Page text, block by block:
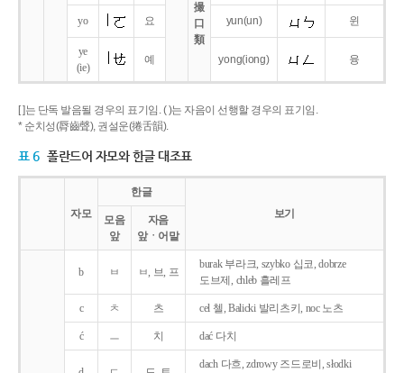
撮
口
類
yo 요 yun(un) 윈
ye
(ie)
예 yong(iong) 융
[ ]는 단독 발음될 경우의 표기임. ( )는 자음이 선행할 경우의 표기임.
* 순치성(脣齒聲), 권설운(捲舌韻).
표 6 폴란드어 자모와 한글 대조표
자모
한글
보기
모음
앞
자음
앞ㆍ어말
b ㅂ ㅂ, 브, 프
burak 부라크, szybko 십코, dobrze
도브제, chleb 흘레프
c ㅊ 츠 cel 첼, Balicki 발리츠키, noc 노츠
ć ㅡ 치 dać 다치
dach 다흐, zdrowy 즈드로비, słodki